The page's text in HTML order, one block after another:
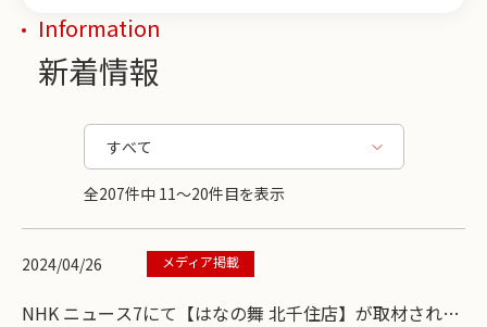
Information
新着情報
全207件中 11〜20件目を表示
2024/04/26 メディア掲載
NHK ニュース7にて【はなの舞 北千住店】が取材されま